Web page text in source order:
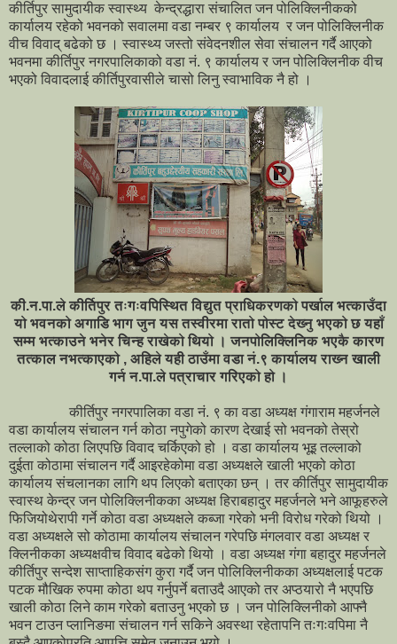
कीर्तिपुर सामुदायीक स्वास्थ्य केन्द्रद्धारा संचालित जन पोलिक्लिनीकको
कार्यालय रहेको भवनको सवालमा वडा नम्बर ९ कार्यालय र जन पोलिक्लिनीक
वीच विवाद् बढेको छ । स्वास्थ्य जस्तो संवेदनशील सेवा संचालन गर्दै आएको
भवनमा कीर्तिपुर नगरपालिकाको वडा नं. ९ कार्यालय र जन पोलिक्लिनीक वीच
भएको विवादलाई कीर्तिपुरवासीले चासो लिनु स्वाभाविक नै हो ।
की.न.पा.ले कीर्तिपुर तःगःवपिस्थित विद्युत प्राधिकरणको पर्खाल भत्काउँदा
यो भवनको अगाडि भाग जुन यस तस्वीरमा रातो पोस्ट देख्नु भएको छ यहाँ
सम्म भत्काउने भनेर चिन्ह राखेको थियो । जनपोलिक्लिनिक भएकै कारण
तत्काल नभत्काएको , अहिले यही ठाउँमा वडा नं.९ कार्यालय राख्न खाली
गर्न न.पा.ले पत्राचार गरिएको हो ।
कीर्तिपुर नगरपालिका वडा नं. ९ का वडा अध्यक्ष गंगाराम महर्जनले
वडा कार्यालय संचालन गर्न कोठा नपुगेको कारण देखाई सो भवनको तेस्रो
तल्लाको कोठा लिएपछि विवाद चर्किएको हो । वडा कार्यालय भूइ तल्लाको
दुईता कोठामा संचालन गर्दै आइरहेकोमा वडा अध्यक्षले खाली भएको कोठा
कार्यालय संचलानका लागि थप लिएको बताएका छन् । तर कीर्तिपुर सामुदायीक
स्वास्थ केन्द्र जन पोलिक्लिनीकका अध्यक्ष हिराबहादुर महर्जनले भने आफूहरुले
फिजियोथेरापी गर्ने कोठा वडा अध्यक्षले कब्जा गरेको भनी विरोध गरेको थियो ।
वडा अध्यक्षले सो कोठामा कार्यालय संचालन गरेपछि मंगलवार वडा अध्यक्ष र
क्लिनीकका अध्यक्षवीच विवाद बढेको थियो । वडा अध्यक्ष गंगा बहादुर महर्जनले
कीर्तिपुर सन्देश साप्ताहिकसंग कुरा गर्दै जन पोलिक्लिनीकका अध्यक्षलाई पटक
पटक मौखिक रुपमा कोठा थप गर्नुपर्ने बताउदै आएको तर अप्ठयारो नै भएपछि
खाली कोठा लिने काम गरेको बताउनु भएको छ । जन पोलिक्लिनीको आफ्नै
भवन टाउन प्लानिङमा संचालन गर्न सकिने अवस्था रहेतापनि तःगःवपिमा नै